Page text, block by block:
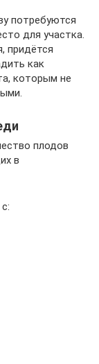
потребуются
для участка.
придётся
как
которым не
плодов
в